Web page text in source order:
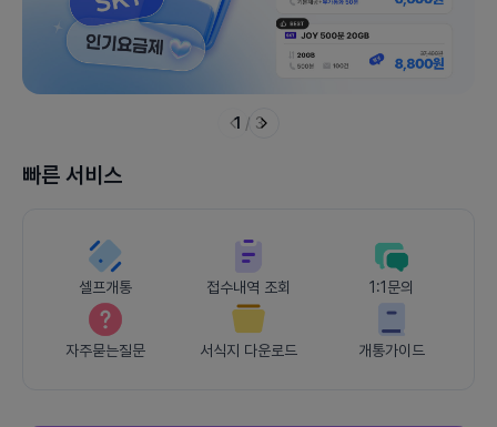
1 / 3
빠른 서비스
셀프개통 접수내역 조회 1:1문의
자주묻는질문 서식지 다운로드 개통가이드